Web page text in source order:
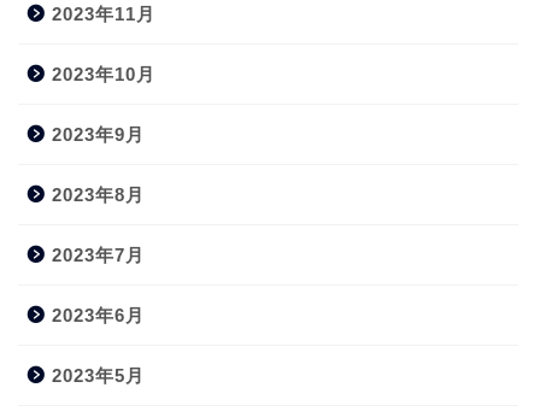
2023年11月
2023年10月
2023年9月
2023年8月
2023年7月
2023年6月
2023年5月